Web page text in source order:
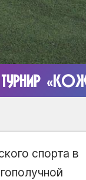
спорта в